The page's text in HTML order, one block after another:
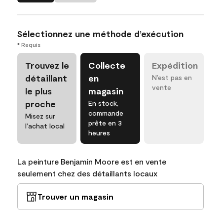
Sélectionnez une méthode d’exécution
* Requis
Trouvez le
détaillant
le plus
proche
Misez sur
l’achat local
Collecte
en
magasin
En stock,
commande
prête en 3
heures
Expédition
N’est pas en
vente
La peinture Benjamin Moore est en vente
seulement chez des détaillants locaux
Trouver un magasin